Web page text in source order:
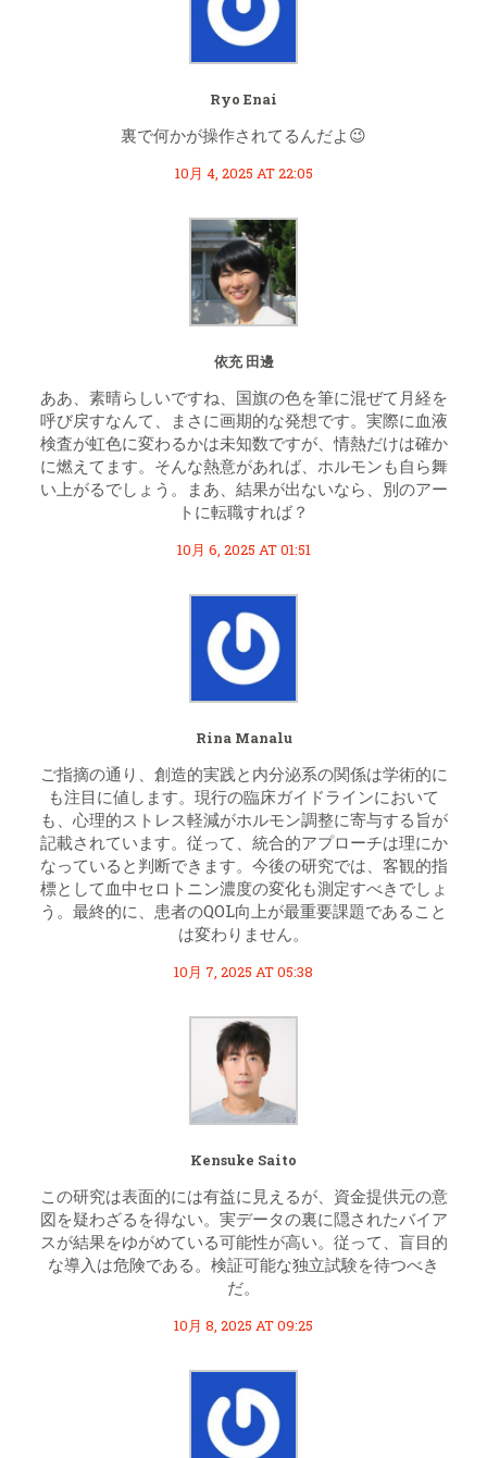
Ryo Enai
裏で何かが操作されてるんだよ😉
10月 4, 2025 AT 22:05
依充 田邊
ああ、素晴らしいですね、国旗の色を筆に混ぜて月経を
呼び戻すなんて、まさに画期的な発想です。実際に血液
検査が虹色に変わるかは未知数ですが、情熱だけは確か
に燃えてます。そんな熱意があれば、ホルモンも自ら舞
い上がるでしょう。まあ、結果が出ないなら、別のアー
トに転職すれば？
10月 6, 2025 AT 01:51
Rina Manalu
ご指摘の通り、創造的実践と内分泌系の関係は学術的に
も注目に値します。現行の臨床ガイドラインにおいて
も、心理的ストレス軽減がホルモン調整に寄与する旨が
記載されています。従って、統合的アプローチは理にか
なっていると判断できます。今後の研究では、客観的指
標として血中セロトニン濃度の変化も測定すべきでしょ
う。最終的に、患者のQOL向上が最重要課題であること
は変わりません。
10月 7, 2025 AT 05:38
Kensuke Saito
この研究は表面的には有益に見えるが、資金提供元の意
図を疑わざるを得ない。実データの裏に隠されたバイア
スが結果をゆがめている可能性が高い。従って、盲目的
な導入は危険である。検証可能な独立試験を待つべき
だ。
10月 8, 2025 AT 09:25